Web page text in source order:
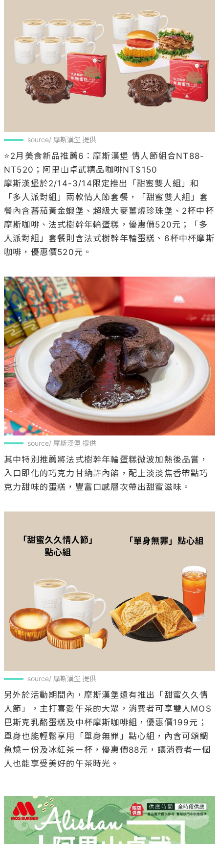
source/ 摩斯漢堡 提供
⭐️2月美食新品推薦6：摩斯漢堡 情人節組合NT88-
NT520；阿里山卓武精品咖啡NT$150
摩斯漢堡於2/14-3/14限定推出「甜蜜雙人組」和
「多人派對組」兩款情人節套餐，「甜蜜雙人組」套
餐內含蕃茄黃金蝦堡、超級大麥薑燒珍珠堡、2杯中杯
摩斯咖啡、法式樹幹年輪蛋糕，優惠價520元；「多
人派對組」套餐則含法式樹幹年輪蛋糕、6杯中杯摩斯
咖啡，優惠價520元。
source/ 摩斯漢堡 提供
其中特別推薦將法式樹幹年輪蛋糕微波加熱後品嘗，
入口即化的巧克力甘納許內餡，配上淡淡焦香帶點巧
克力甜味的蛋糕，豐富口感層次帶出甜蜜滋味。
source/ 摩斯漢堡 提供
另外於活動期間內，摩斯漢堡還有推出「甜蜜久久情
人節」，主打喜愛午茶的大眾，消費者可享雙人MOS
巴斯克乳酪蛋糕及中杯摩斯咖啡組，優惠價199元；
單身也能輕鬆享用「單身無罪」點心組，內含可頌鯛
魚燒ㄧ份及冰紅茶ㄧ杯，優惠價88元，讓消費者一個
人也能享受美好的午茶時光。